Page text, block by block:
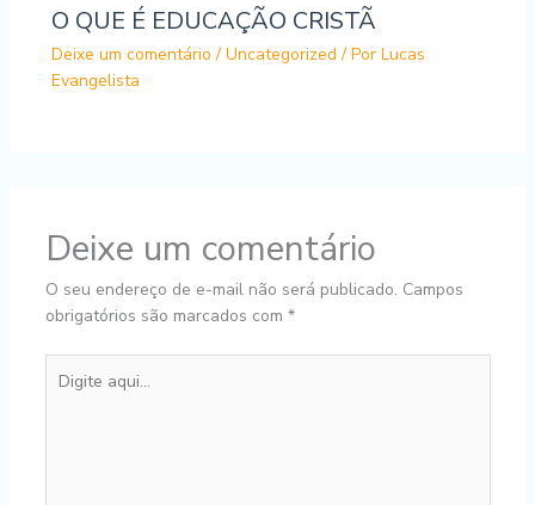
O QUE É EDUCAÇÃO CRISTÃ
Deixe um comentário / Uncategorized / Por Lucas
Evangelista
Deixe um comentário
O seu endereço de e-mail não será publicado. Campos
obrigatórios são marcados com *
aqui...